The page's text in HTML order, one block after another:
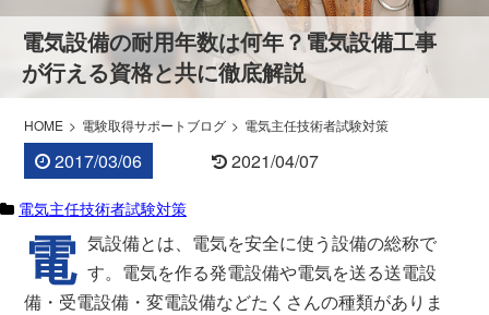
電気設備の耐用年数は何年？電気設備工事
が行える資格と共に徹底解説
HOME 電験取得サポートブログ 電気主任技術者試験対策
2017/03/06 2021/04/07
電気主任技術者試験対策
電 気設備とは、電気を安全に使う設備の総称で
す。電気を作る発電設備や電気を送る送電設
備・受電設備・変電設備などたくさんの種類がありま